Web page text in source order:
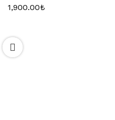
1,900.00₺